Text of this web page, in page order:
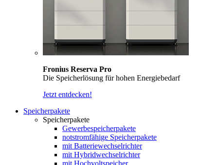
Fronius Reserva Pro
Die Speicherlösung für hohen Energiebedarf
Jetzt entdecken!
Speicherpakete
Speicherpakete
Gewerbespeicherpakete
notstromfähige Speicherpakete
mit Batteriewechselrichter
mit Hybridwechselrichter
mit Hochvoltspeicher